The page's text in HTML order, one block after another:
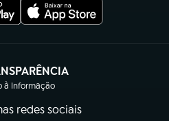
à Informação
(abre em nova aba)
redes sociais